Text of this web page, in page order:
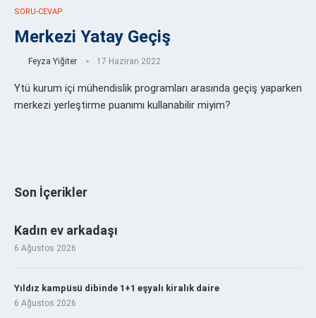
SORU-CEVAP
Merkezi Yatay Geçiş
Feyza Yiğiter 17 Haziran 2022
Ytü kurum içi mühendislik programları arasında geçiş yaparken
merkezi yerleştirme puanımı kullanabilir miyim?
Son İçerikler
Kadın ev arkadaşı
6 Ağustos 2026
Yıldız kampüsü dibinde 1+1 eşyalı kiralık daire
6 Ağustos 2026